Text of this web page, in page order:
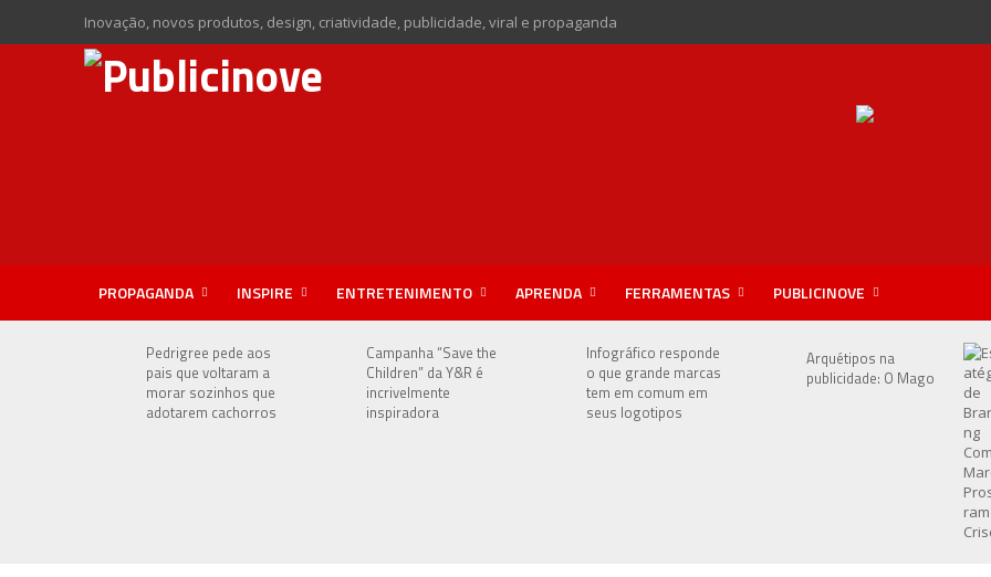
Inovação, novos produtos, design, criatividade, publicidade, viral e propaganda
PROPAGANDA INSPIRE ENTRETENIMENTO APRENDA FERRAMENTAS PUBLICINOVE
Pedrigree pede aos
pais que voltaram a
morar sozinhos que
adotarem cachorros
Campanha “Save the
Children” da Y&R é
incrivelmente
inspiradora
Infográfico responde
o que grande marcas
tem em comum em
seus logotipos
Arquétipos na
publicidade: O Mago